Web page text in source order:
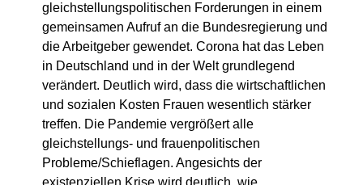
gleichstellungspolitischen Forderungen in einem
gemeinsamen Aufruf an die Bundesregierung und
die Arbeitgeber gewendet. Corona hat das Leben
in Deutschland und in der Welt grundlegend
verändert. Deutlich wird, dass die wirtschaftlichen
und sozialen Kosten Frauen wesentlich stärker
treffen. Die Pandemie vergrößert alle
gleichstellungs- und frauenpolitischen
Probleme/Schieflagen. Angesichts der